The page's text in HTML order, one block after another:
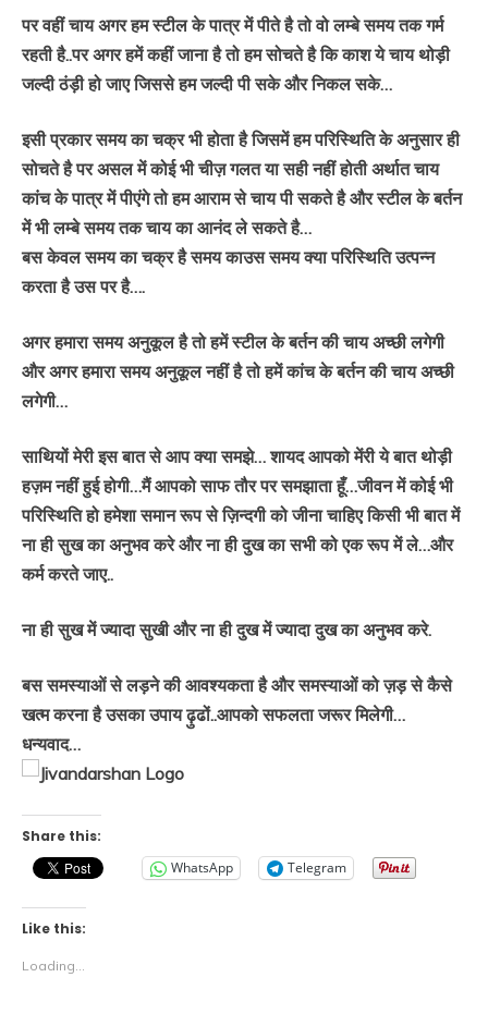
पर वहीं चाय अगर हम स्टील के पात्र में पीते है तो वो लम्बे समय तक गर्म
रहती है..पर अगर हमें कहीं जाना है तो हम सोचते है कि काश ये चाय थोड़ी
जल्दी ठंड़ी हो जाए जिससे हम जल्दी पी सके और निकल सके…
इसी प्रकार समय का चक्र भी होता है जिसमें हम परिस्थिति के अनुसार ही
सोचते है पर असल में कोई भी चीज़ गलत या सही नहीं होती अर्थात चाय
कांच के पात्र में पीएंगे तो हम आराम से चाय पी सकते है और स्टील के बर्तन
में भी लम्बे समय तक चाय का आनंद ले सकते है…
बस केवल समय का चक्र है समय काउस समय क्या परिस्थिति उत्पन्न
करता है उस पर है….
अगर हमारा समय अनुकूल है तो हमें स्टील के बर्तन की चाय अच्छी लगेगी
और अगर हमारा समय अनुकूल नहीं है तो हमें कांच के बर्तन की चाय अच्छी
लगेगी…
साथियों मेरी इस बात से आप क्या समझे… शायद आपको मेंरी ये बात थोड़ी
हज़म नहीं हुई होगी…मैं आपको साफ तौर पर समझाता हूँ…जीवन में कोई भी
परिस्थिति हो हमेशा समान रूप से ज़िन्दगी को जीना चाहिए किसी भी बात में
ना ही सुख का अनुभव करे और ना ही दुख का सभी को एक रूप में ले…और
कर्म करते जाए..
ना ही सुख में ज्यादा सुखी और ना ही दुख में ज्यादा दुख का अनुभव करे.
बस समस्याओं से लड़ने की आवश्यकता है और समस्याओं को ज़ड़ से कैसे
खत्म करना है उसका उपाय ढ़ुढों..आपको सफलता जरूर मिलेगी…
धन्यवाद…
Share this:
WhatsApp
Telegram
Like this:
Loading...